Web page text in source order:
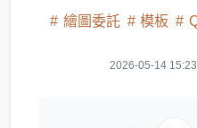
繪圖委託 模板
2026-05-14